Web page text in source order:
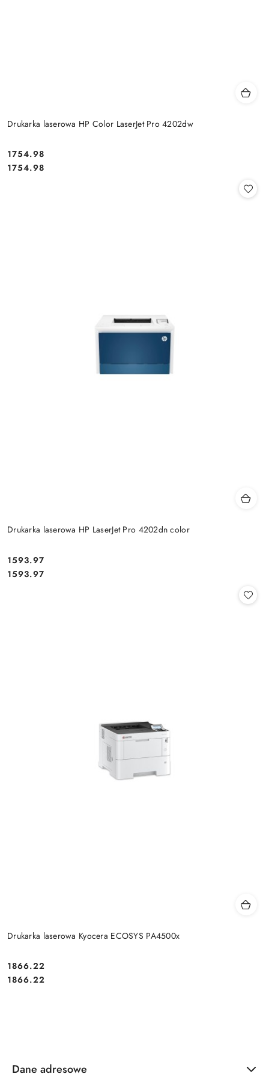
Drukarka laserowa HP Color LaserJet Pro 4202dw
Cena:
1754.98
Cena:
1754.98
Drukarka laserowa HP LaserJet Pro 4202dn color
Cena:
1593.97
Cena:
1593.97
Drukarka laserowa Kyocera ECOSYS PA4500x
Cena:
1866.22
Cena:
1866.22
Dane adresowe